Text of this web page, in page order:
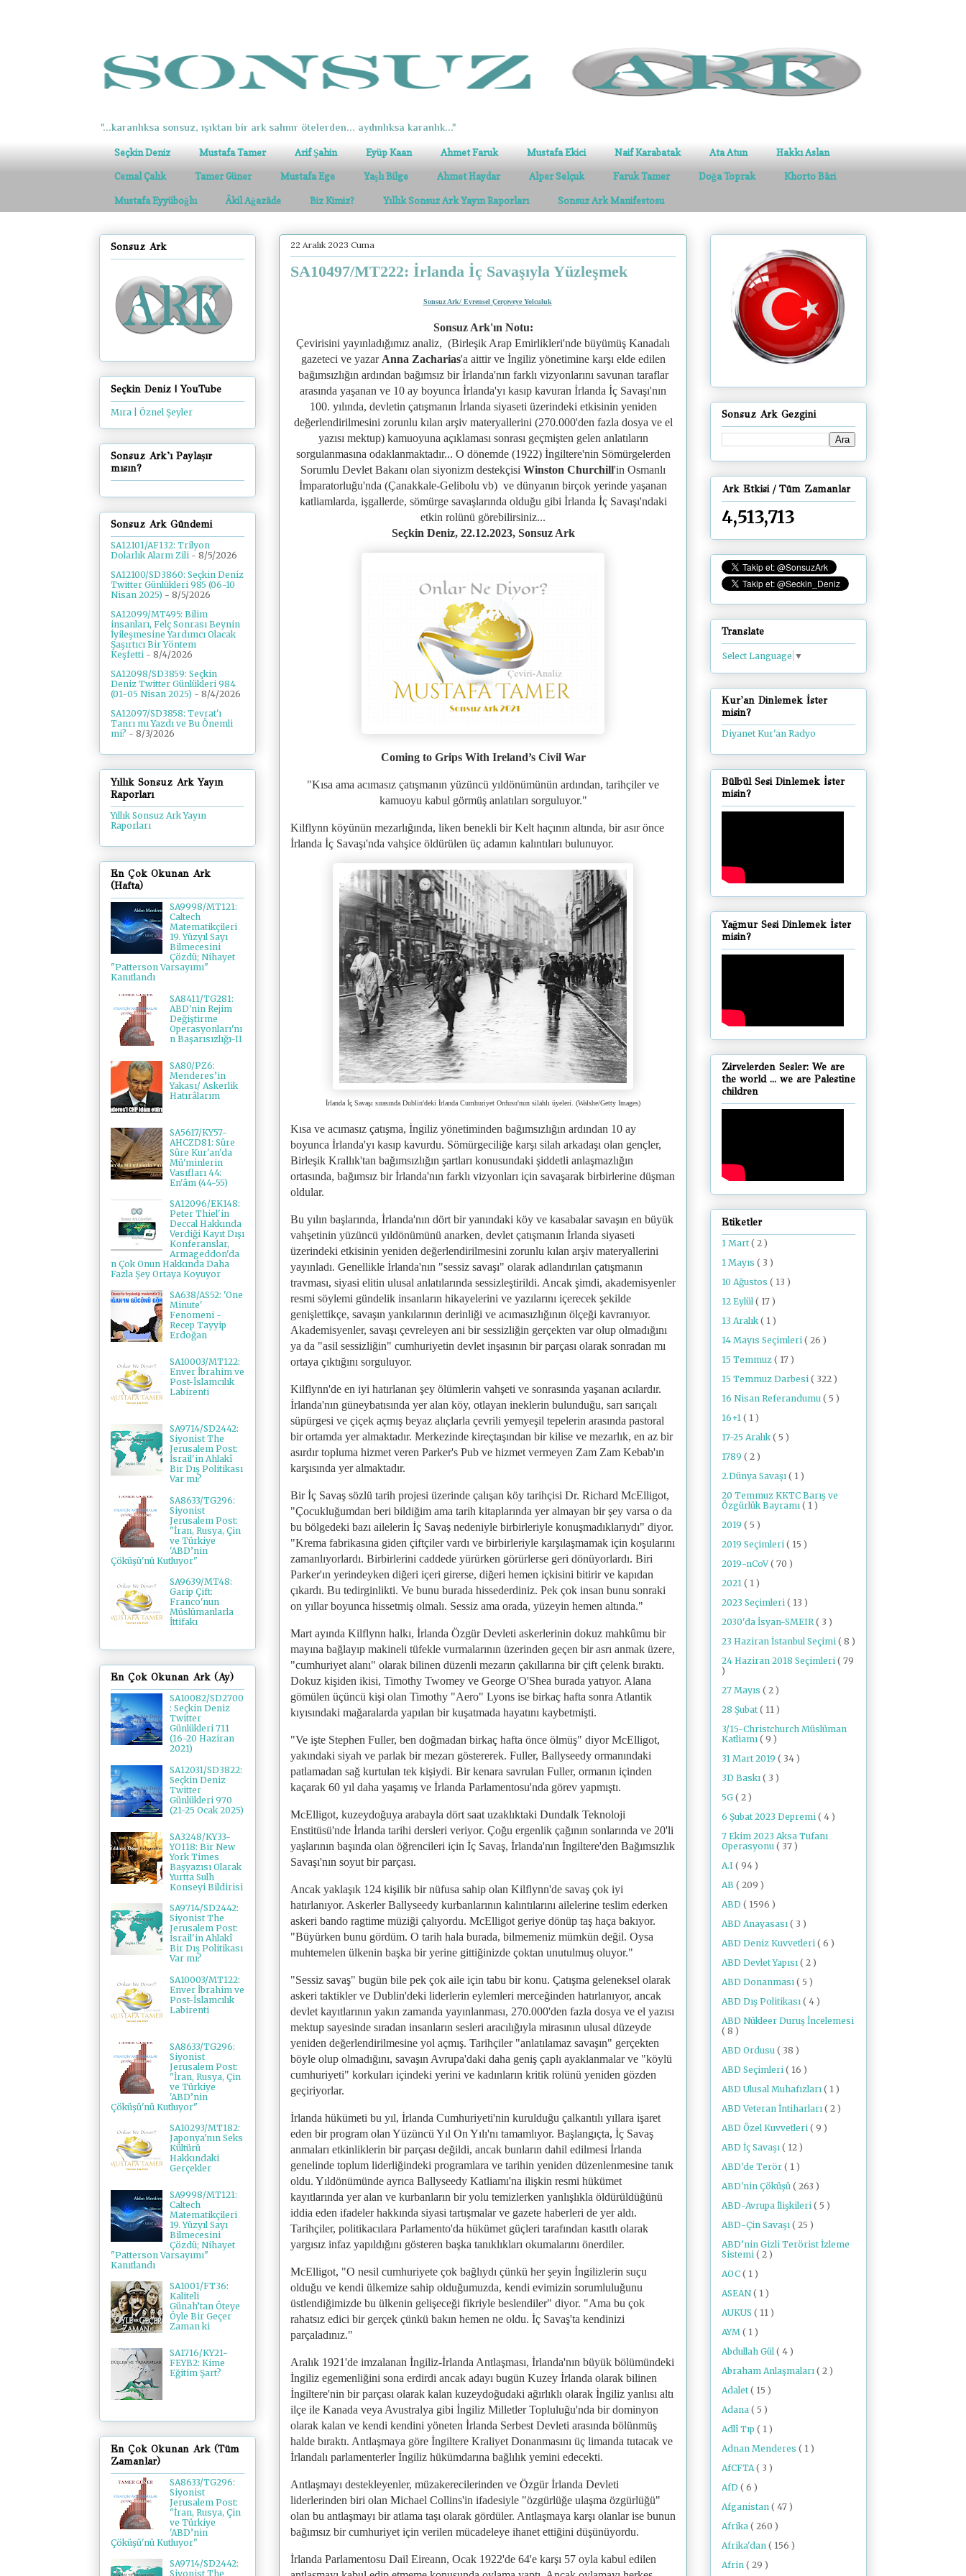
"...karanlıksa sonsuz, ışıktan bir ark salınır ötelerden... aydınlıksa karanlık..."
Seçkin Deniz Mustafa Tamer Arif Şahin Eyüp Kaan Ahmet Faruk Mustafa Ekici Naif Karabatak Ata Atun Hakkı Aslan
Cemal Çalık Tamer Güner Mustafa Ege Yaşlı Bilge Ahmet Haydar Alper Selçuk Faruk Tamer Doğa Toprak Khorto Bâri
Mustafa Eyyüboğlu Âkil Ağazâde Biz Kimiz? Yıllık Sonsuz Ark Yayın Raporları Sonsuz Ark Manifestosu
22 Aralık 2023 Cuma
SA10497/MT222: İrlanda İç Savaşıyla Yüzleşmek
Sonsuz Ark/ Evrensel Çerçeveye Yolculuk
Sonsuz Ark'ın Notu:
Çevirisini yayınladığımız analiz, (Birleşik Arap Emirlikleri'nde büyümüş Kanadalı
gazeteci ve yazar Anna Zacharias'a aittir ve İngiliz yönetimine karşı elde edilen
bağımsızlığın ardından bağımsız bir İrlanda'nın farklı vizyonlarını savunan taraflar
arasında yaşanan ve 10 ay boyunca İrlanda'yı kasıp kavuran İrlanda İç Savaşı'nın
100. yılında, devletin çatışmanın İrlanda siyaseti üzerindeki etkisinin yeniden
değerlendirilmesini zorunlu kılan arşiv materyallerini (270.000'den fazla dosya ve el
yazısı mektup) kamuoyuna açıklaması sonrası geçmişten gelen anlatıların
sorgulanmasına odaklanmaktadır... O dönemde (1922) İngiltere'nin Sömürgelerden
Sorumlu Devlet Bakanı olan siyonizm destekçisi Winston Churchill'in Osmanlı
İmparatorluğu'nda (Çanakkale-Gelibolu vb) ve dünyanın birçok yerinde yaşanan
katliamlarda, işgallerde, sömürge savaşlarında olduğu gibi İrlanda İç Savaşı'ndaki
etkin rolünü görebilirsiniz...
Seçkin Deniz, 22.12.2023, Sonsuz Ark
Coming to Grips With Ireland’s Civil War
"Kısa ama acımasız çatışmanın yüzüncü yıldönümünün ardından, tarihçiler ve
kamuoyu kabul görmüş anlatıları sorguluyor."
Kilflynn köyünün mezarlığında, liken benekli bir Kelt haçının altında, bir asır önce
İrlanda İç Savaşı'nda vahşice öldürülen üç adamın kalıntıları bulunuyor.
İrlanda İç Savaşı sırasında Dublin'deki İrlanda Cumhuriyet Ordusu'nun silahlı üyeleri. (Walshe/Getty Images)
Kısa ve acımasız çatışma, İngiliz yönetiminden bağımsızlığın ardından 10 ay
boyunca İrlanda'yı kasıp kavurdu. Sömürgeciliğe karşı silah arkadaşı olan gençler,
Birleşik Krallık'tan bağımsızlığın şartları konusundaki şiddetli anlaşmazlığın
ortasında, bağımsız bir İrlanda'nın farklı vizyonları için savaşarak birbirlerine düşman
oldular.
Bu yılın başlarında, İrlanda'nın dört bir yanındaki köy ve kasabalar savaşın en büyük
vahşetinin yüzüncü yıldönümünü anarken, devlet çatışmanın İrlanda siyaseti
üzerindeki etkisinin yeniden değerlendirilmesini zorunlu kılan arşiv materyallerini
yayınladı. Genellikle İrlanda'nın "sessiz savaşı" olarak adlandırılan çatışmanın
travması, siyasi elitin ulusal anlatılarında sessizleştirildi. Ancak şimdi, akademisyenler
resmi söylemi gündelik insanların hikayelerini ve yazılarını içerecek şekilde
genişlettikçe, savaşın yankılarının derinliği ve acımasızlığının ölçeği kavranıyor.
Akademisyenler, savaşı çevreleyen ani bir sessizliğin gerçekten var olup olmadığını
ya da "asil sessizliğin" cumhuriyetin devlet inşasının bir parçası olarak sonradan mı
ortaya çıktığını sorguluyor.
Kilflynn'de en iyi hatırlanan şey ölümlerin vahşeti ve sonrasında yaşanan acılardır.
İrlanda'nın güneybatısında yer alan köy, otlayan ineklerin bulunduğu, sarı sarıçalı
süpürgesi ve çiçek açmış beyaz alıçlarla çevrili yemyeşil tepelerin arasında pastoral
bir ortamda yer almaktadır. Merkezinde kireçtaşından bir kilise ve mezarlık, en az bir
asırdır topluma hizmet veren Parker's Pub ve hizmet vermeyen Zam Zam Kebab'ın
karşısında yer almaktadır.
Bir İç Savaş sözlü tarih projesi üzerinde çalışan köy tarihçisi Dr. Richard McElligot,
"Çocukluğumdan beri bildiğim ama tarih kitaplarında yer almayan bir şey varsa o da
bu bölgedeki bazı ailelerin İç Savaş nedeniyle birbirleriyle konuşmadıklarıydı" diyor.
"Krema fabrikasına giden çiftçiler vardı ve birbirleriyle karşılaşmamak için koşularını
zamanlıyorlardı. Birbirlerini caddede yürürken görürlerse geri dönüyorlardı. Biri
Parker'ın yerindeyken diğeri içeri girerse, diğeri hemen içkisini bitirir ve kapıdan
çıkardı. Bu tedirginlikti. Ve bunu burada hissederdiniz. Pek çok insan bunu sonraki
on yıllar boyunca hissetmiş olmalı. Sessiz ama orada, yüzeyin hemen altında."
Mart ayında Kilflynn halkı, İrlanda Özgür Devleti askerlerinin dokuz mahkûmu bir
mayına bağlayıp makineli tüfekle vurmalarının üzerinden geçen bir asrı anmak üzere,
"cumhuriyet alanı" olarak bilinen düzenli mezarın çakıllarına bir çift çelenk bıraktı.
Dokuz kişiden ikisi, Timothy Twomey ve George O'Shea burada yatıyor. Alana
gömülen üçüncü kişi olan Timothy "Aero" Lyons ise birkaç hafta sonra Atlantik
kıyısındaki mağaralarda yapılan bir kuşatmada hayatını kaybetmişti.
"Ve işte Stephen Fuller, ben doğmadan birkaç hafta önce ölmüş" diyor McElligot,
yakındaki siyah ve parlak bir mezarı göstererek. Fuller, Ballyseedy ormanındaki
patlamadan sağ kurtulan tek kişiydi. Bir kenara savrulan Fuller, ormanın içinden
kaçarak 60 yıl daha yaşamış ve İrlanda Parlamentosu'nda görev yapmıştı.
McElligot, kuzeydoğuya arabayla dört saat uzaklıktaki Dundalk Teknoloji
Enstitüsü'nde İrlanda tarihi dersleri veriyor. Çoğu ergenlik çağının sonlarında ve 20'li
yaşlarının başında olan öğrencileri için İç Savaş, İrlanda'nın İngiltere'den Bağımsızlık
Savaşı'nın soyut bir parçası.
Ancak yaklaşık 124 kişilik bir nüfusa sahip olan Kilflynn'de savaş çok iyi
hatırlanıyor. Askerler Ballyseedy kurbanlarının kalıntılarını ailelerine teslim ederken
askeri bando ragtime müziği çalıyordu. McElligot geriye dönüp taş haça bakıyor.
"Büyürken bunu gördüm. O tarih hala burada, bilmemeniz mümkün değil. Oysa
muhtemelen ülkenin başka bir yerine gittiğinizde çoktan unutulmuş oluyor."
"Sessiz savaş" bugün bile pek çok aile için tabu bir konu. Çatışma geleneksel olarak
askeri taktikler ve Dublin'deki liderlerin eylemleri merceğinden hatırlanıyor, ancak
devlet kayıtlarının yakın zamanda yayınlanması, 270.000'den fazla dosya ve el yazısı
mektup sayesinde sıradan insanların sesleri aracılığıyla mirasının ulusal düzeyde
yeniden değerlendirilmesine yol açmış. Tarihçiler "anlatılamaz savaşın" gerçekten
böyle olup olmadığını, savaşın Avrupa'daki daha geniş çaplı ayaklanmalar ve "köylü
cumhuriyeti" korkuları içindeki yerini ve kadınların kritik rolünü yeniden gözden
geçiriyorlar.
İrlanda hükümeti bu yıl, İrlanda Cumhuriyeti'nin kurulduğu çalkantılı yıllara işaret
eden bir program olan Yüzüncü Yıl On Yılı'nı tamamlıyor. Başlangıçta, İç Savaş
anmaları etkinliklerin bir parçası değildi, ancak bunların dahil edilmesi İrlanda
genelinde toplum liderliğindeki programlara ve tarihin yeniden düzenlenmesine tanık
oldu. Yıldönümünde ayrıca Ballyseedy Katliamı'na ilişkin resmi hükümet
kayıtlarında yer alan ve kurbanların bir yolu temizlerken yanlışlıkla öldürüldüğünü
iddia eden ifadeler hakkında siyasi tartışmalar ve gazete haberleri de yer aldı.
Tarihçiler, politikacılara Parlamento'da hükümet güçleri tarafından kasıtlı olarak
yargısız infaz yapıldığını gösteren başka tanıklıkları okumalarını önerdiler.
McElligot, "O nesil cumhuriyete çok bağlıydı çünkü her şeyin İngilizlerin suçu
olduğu ve kendi ülkemize sahip olduğumuzda, kendi evimizin sorumluluğunu
üstlendiğimizde bu ülkenin gelişeceği fikriyle beslendiler" diyor. "Ama bu çok
rahatsız edici bir gerçek çünkü bakın hemen ne oldu. İç Savaş'ta kendinizi
parçaladınız."
Aralık 1921'de imzalanan İngiliz-İrlanda Antlaşması, İrlanda'nın büyük bölümündeki
İngiliz egemenliğini sona erdirdi ancak adayı bugün Kuzey İrlanda olarak bilinen
İngiltere'nin bir parçası olarak kalan kuzeydoğudaki ağırlıklı olarak İngiliz yanlısı altı
ilçe ile Kanada veya Avustralya gibi İngiliz Milletler Topluluğu'nda bir dominyon
olarak kalan ve kendi kendini yöneten İrlanda Serbest Devleti arasında bölünmüş
halde bıraktı. Antlaşmaya göre İngiltere Kraliyet Donanmasını üç limanda tutacak ve
İrlandalı parlamenterler İngiliz hükümdarına bağlılık yemini edecekti.
Antlaşmayı destekleyenler, müzakerecilerinden ve Özgür İrlanda Devleti
liderlerinden biri olan Michael Collins'in ifadesiyle "özgürlüğe ulaşma özgürlüğü"
olan bu antlaşmayı bir atlama taşı olarak gördüler. Antlaşmaya karşı olanlar ise bunun
bağımsız bir cumhuriyet için verilen mücadeleye ihanet ettiğini düşünüyordu.
İrlanda Parlamentosu Dail Eireann, Ocak 1922'de 64'e karşı 57 oyla kabul edilen
Sonsuz Ark
Seçkin Deniz | YouTube
Mıra | Öznel Şeyler
Sonsuz Ark'ı Paylaşır
mısın?
Sonsuz Ark Gündemi
SA12101/AF132: Trilyon
Dolarlık Alarm Zili - 8/5/2026
SA12100/SD3860: Seçkin Deniz
Twitter Günlükleri 985 (06-10
Nisan 2025) - 8/5/2026
SA12099/MT495: Bilim
insanları, Felç Sonrası Beynin
İyileşmesine Yardımcı Olacak
Şaşırtıcı Bir Yöntem
Keşfetti - 8/4/2026
SA12098/SD3859: Seçkin
Deniz Twitter Günlükleri 984
(01-05 Nisan 2025) - 8/4/2026
SA12097/SD3858: Tevrat'ı
Tanrı mı Yazdı ve Bu Önemli
mi? - 8/3/2026
Yıllık Sonsuz Ark Yayın
Raporları
Yıllık Sonsuz Ark Yayın
Raporları
En Çok Okunan Ark
(Hafta)
SA9998/MT121:
Caltech
Matematikçileri
19. Yüzyıl Sayı
Bilmecesini
Çözdü; Nihayet
"Patterson Varsayımı"
Kanıtlandı
SA8411/TG281:
ABD'nin Rejim
Değiştirme
Operasyonları'nı
n Başarısızlığı-II
SA80/PZ6:
Menderes’in
Yakası/ Askerlik
Hatırâlarım
SA5617/KY57-
AHCZD81: Sûre
Sûre Kur'an'da
Mü'minlerin
Vasıfları 44:
En'âm (44-55)
SA12096/EK148:
Peter Thiel'in
Deccal Hakkında
Verdiği Kayıt Dışı
Konferanslar,
Armageddon'da
n Çok Onun Hakkında Daha
Fazla Şey Ortaya Koyuyor
SA638/AS52: 'One
Minute'
Fenomeni -
Recep Tayyip
Erdoğan
SA10003/MT122:
Enver İbrahim ve
Post-İslamcılık
Labirenti
SA9714/SD2442:
Siyonist The
Jerusalem Post:
İsrail'in Ahlakî
Bir Dış Politikası
Var mı?
SA8633/TG296:
Siyonist
Jerusalem Post:
"İran, Rusya, Çin
ve Türkiye
'ABD’nin
Çöküşü'nü Kutluyor"
SA9639/MT48:
Garip Çift:
Franco'nun
Müslümanlarla
İttifakı
En Çok Okunan Ark (Ay)
SA10082/SD2700
: Seçkin Deniz
Twitter
Günlükleri 711
(16-20 Haziran
2021)
SA12031/SD3822:
Seçkin Deniz
Twitter
Günlükleri 970
(21-25 Ocak 2025)
SA3248/KY33-
YO118: Bir New
York Times
Başyazısı Olarak
Yurtta Sulh
Konseyi Bildirisi
SA9714/SD2442:
Siyonist The
Jerusalem Post:
İsrail'in Ahlakî
Bir Dış Politikası
Var mı?
SA10003/MT122:
Enver İbrahim ve
Post-İslamcılık
Labirenti
SA8633/TG296:
Siyonist
Jerusalem Post:
"İran, Rusya, Çin
ve Türkiye
'ABD’nin
Çöküşü'nü Kutluyor"
SA10293/MT182:
Japonya'nın Seks
Kültürü
Hakkındaki
Gerçekler
SA9998/MT121:
Caltech
Matematikçileri
19. Yüzyıl Sayı
Bilmecesini
Çözdü; Nihayet
"Patterson Varsayımı"
Kanıtlandı
SA1001/FT36:
Kaliteli
Günah’tan Öteye
Öyle Bir Geçer
Zaman ki
SA1716/KY21-
FEYB2: Kime
Eğitim Şart?
En Çok Okunan Ark (Tüm
Zamanlar)
SA8633/TG296:
Siyonist
Jerusalem Post:
"İran, Rusya, Çin
ve Türkiye
'ABD’nin
Çöküşü'nü Kutluyor"
SA9714/SD2442:
Siyonist The
Sonsuz Ark Gezgini
Ark Etkisi / Tüm Zamanlar
4,513,713
Translate
Select Language ▼
Kur'an Dinlemek İster
misin?
Diyanet Kur'an Radyo
Bülbül Sesi Dinlemek İster
misin?
Yağmur Sesi Dinlemek İster
misin?
Zirvelerden Sesler: We are
the world ... we are Palestine
children
Etiketler
1 Mart ( 2 )
1 Mayıs ( 3 )
10 Ağustos ( 13 )
12 Eylül ( 17 )
13 Aralık ( 1 )
14 Mayıs Seçimleri ( 26 )
15 Temmuz ( 17 )
15 Temmuz Darbesi ( 322 )
16 Nisan Referandumu ( 5 )
16+1 ( 1 )
17-25 Aralık ( 5 )
1789 ( 2 )
2.Dünya Savaşı ( 1 )
20 Temmuz KKTC Barış ve
Özgürlük Bayramı ( 1 )
2019 ( 5 )
2019 Seçimleri ( 15 )
2019-nCoV( 70 )
2021 ( 1 )
2023 Seçimleri ( 13 )
2030'da İsyan-SMEIR ( 3 )
23 Haziran İstanbul Seçimi ( 8 )
24 Haziran 2018 Seçimleri ( 79
)
27 Mayıs ( 2 )
28 Şubat ( 11 )
3/15-Christchurch Müslüman
Katliamı ( 9 )
31 Mart 2019 ( 34 )
3D Baskı ( 3 )
5G ( 2 )
6 Şubat 2023 Depremi ( 4 )
7 Ekim 2023 Aksa Tufanı
Operasyonu ( 37 )
A.I ( 94 )
AB ( 209 )
ABD ( 1596 )
ABD Anayasası ( 3 )
ABD Deniz Kuvvetleri ( 6 )
ABD Devlet Yapısı ( 2 )
ABD Donanması ( 5 )
ABD Dış Politikası ( 4 )
ABD Nükleer Duruş İncelemesi
( 8 )
ABD Ordusu ( 38 )
ABD Seçimleri ( 16 )
ABD Ulusal Muhafızları ( 1 )
ABD Veteran İntiharları ( 2 )
ABD Özel Kuvvetleri ( 9 )
ABD İç Savaşı ( 12 )
ABD'de Terör ( 1 )
ABD'nin Çöküşü ( 263 )
ABD-Avrupa İlişkileri ( 5 )
ABD-Çin Savaşı ( 25 )
ABD’nin Gizli Terörist İzleme
Sistemi ( 2 )
AOC ( 1 )
ASEAN ( 1 )
AUKUS ( 11 )
AYM ( 1 )
Abdullah Gül ( 4 )
Abraham Anlaşmaları ( 2 )
Adalet ( 15 )
Adana ( 5 )
Adlî Tıp ( 1 )
Adnan Menderes ( 1 )
AfCFTA ( 3 )
AfD ( 6 )
Afganistan ( 47 )
Afrika ( 260 )
Afrika'dan ( 156 )
Afrin ( 29 )